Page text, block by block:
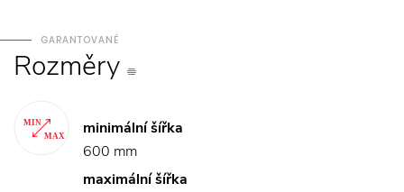
GARANTOVANÉ
Rozměry
minimální šířka
600 mm
maximální šířka